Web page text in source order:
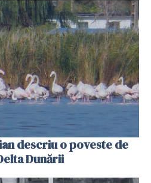
descriu o poveste de
Dunării